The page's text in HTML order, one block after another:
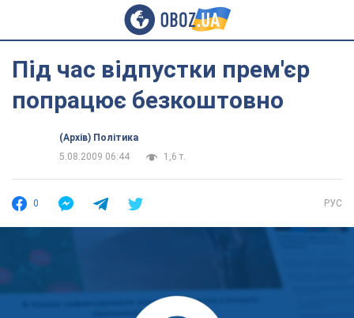
Під час відпустки прем'єр
попрацює безкоштовно
(Архів) Політика
5.08.2009 06:44
1,6 т.
0 РУС